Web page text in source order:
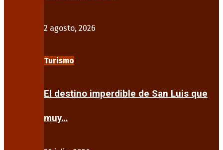
2 agosto, 2026
Turismo
El destino imperdible de San Luis que
muy…